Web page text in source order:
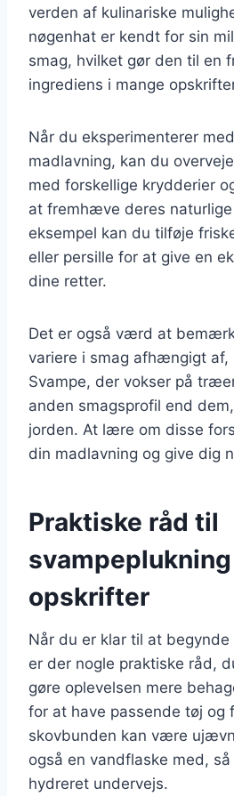
verden af kulinariske
nøgenhat er kendt for sin
smag, hvilket gør den til en
ingrediens i mange
Når du eksperimenterer
madlavning, kan du
med forskellige krydderier
at fremhæve deres naturlige
eksempel kan du tilføje
eller persille for at give en
dine retter.
Det er også værd at
variere i smag afhængigt af,
Svampe, der vokser på
anden smagsprofil end
jorden. At lære om disse
din madlavning og give dig
Praktiske råd til
opskrifter
Når du er klar til at
er der nogle praktiske råd,
gøre oplevelsen mere
for at have passende tøj og
skovbunden kan være
også en vandflaske med,
hydreret undervejs.